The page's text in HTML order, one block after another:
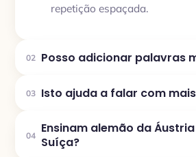
repetição espaçada.
02 Posso adicionar palavras
03 Isto ajuda a falar com
04 Ensinam alemão da
Suíça?